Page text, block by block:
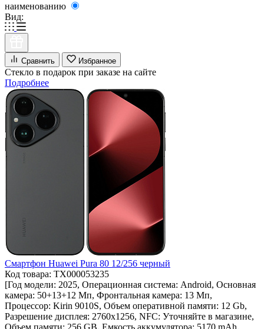
наименованию
Вид:
Сравнить Избранное
Стекло в подарок при заказе на сайте
Подробнее
Смартфон Huawei Pura 80 12/256 черный
Код товара: ТХ000053235
[Год модели: 2025, Операционная система: Android, Основная
камера: 50+13+12 Мп, Фронтальная камера: 13 Мп,
Процессор: Kirin 9010S, Объем оперативной памяти: 12 Gb,
Разрешение дисплея: 2760х1256, NFC: Уточняйте в магазине,
Объем памяти: 256 GB, Емкость аккумулятора: 5170 mAh,